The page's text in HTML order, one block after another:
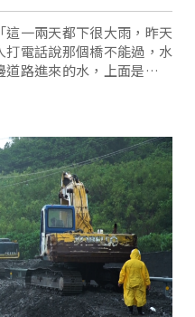
一兩天都下很大雨，昨天
電話說那個橋不能過，水
路進來的水，上面是有一
後兩邊橋不是有...。